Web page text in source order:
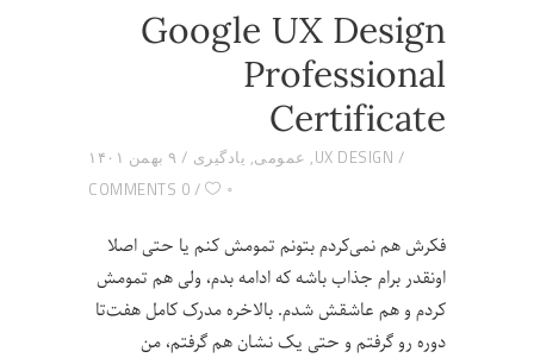
Google UX Design
Professional
Certificate
۹ بهمن ۱۴۰۱ UX DESIGN
, عمومی, یادگیری
0 COMMENTS
۰
فکرش هم نمی‌کردم بتونم تمومش کنم یا حتی اصلا
اونقدر برام جذاب باشه که ادامه بدم، ولی هم تمومش
کردم و هم عاشقش شدم. بالاخره مدرک کامل هفت‌تا
دوره رو گرفتم و حتی یک نشان هم گرفتم، من